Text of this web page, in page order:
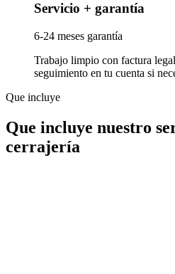
Servicio + garantía
6-24 meses garantía
Trabajo limpio con factura
seguimiento en tu cuenta si
Que incluye
Que incluye nuestro
cerrajería